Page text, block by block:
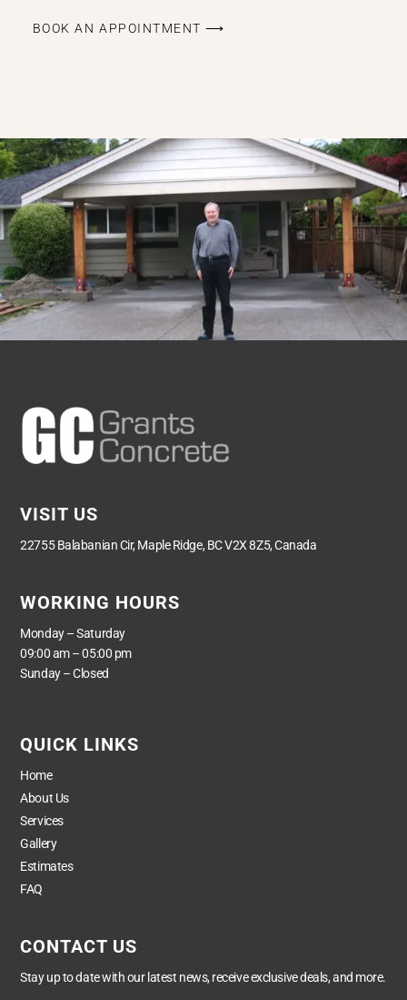
BOOK AN APPOINTMENT ⟶
VISIT US
22755 Balabanian Cir, Maple Ridge, BC V2X 8Z5, Canada
WORKING HOURS
Monday – Saturday
09:00 am – 05:00 pm
Sunday – Closed
QUICK LINKS
Home
About Us
Services
Gallery
Estimates
FAQ
CONTACT US
Stay up to date with our latest news, receive exclusive deals, and more.